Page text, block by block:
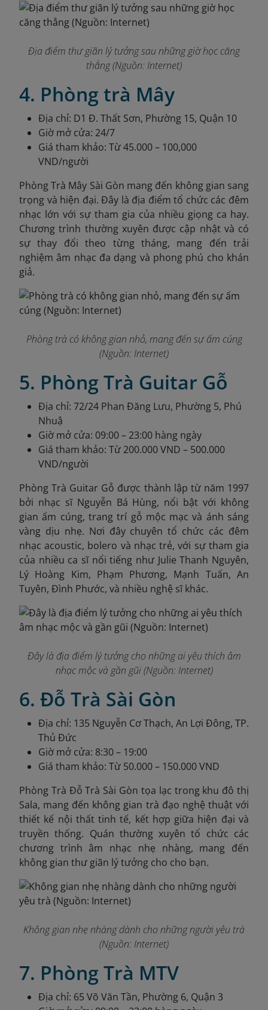
Địa điểm thư giãn lý tưởng sau những giờ học căng
thẳng (Nguồn: Internet)
4. Phòng trà Mây
Địa chỉ: D1 Đ. Thất Sơn, Phường 15, Quận 10
Giờ mở cửa: 24/7
Giá tham khảo: Từ 45.000 – 100,000
VND/người
Phòng Trà Mây Sài Gòn mang đến không gian sang
trọng và hiện đại. Đây là địa điểm tổ chức các đêm
nhạc lớn với sự tham gia của nhiều giọng ca hay.
Chương trình thường xuyên được cập nhật và có
sự thay đổi theo từng tháng, mang đến trải
nghiệm âm nhạc đa dạng và phong phú cho khán
giả.
Phòng trà có không gian nhỏ, mang đến sự ấm cúng
(Nguồn: Internet)
5. Phòng Trà Guitar Gỗ
Địa chỉ: 72/24 Phan Đăng Lưu, Phường 5, Phú
Nhuậ
Giờ mở cửa: 09:00 – 23:00 hàng ngày
Giá tham khảo: Từ 200.000 VND – 500.000
VND/người
Phòng Trà Guitar Gỗ được thành lập từ năm 1997
bởi nhạc sĩ Nguyễn Bá Hùng, nổi bật với không
gian ấm cúng, trang trí gỗ mộc mạc và ánh sáng
vàng dịu nhẹ. Nơi đây chuyên tổ chức các đêm
nhạc acoustic, bolero và nhạc trẻ, với sự tham gia
của nhiều ca sĩ nổi tiếng như Julie Thanh Nguyên,
Lý Hoàng Kim, Phạm Phương, Mạnh Tuấn, An
Tuyên, Đình Phước, và nhiều nghệ sĩ khác.
Đây là địa điểm lý tưởng cho những ai yêu thích âm
nhạc mộc và gần gũi (Nguồn: Internet)
6. Đỗ Trà Sài Gòn
Địa chỉ: 135 Nguyễn Cơ Thạch, An Lợi Đông, TP.
Thủ Đức
Giờ mở cửa: 8:30 – 19:00
Giá tham khảo: Từ 50.000 – 150.000 VND
Phòng Trà Đỗ Trà Sài Gòn tọa lạc trong khu đô thị
Sala, mang đến không gian trà đạo nghệ thuật với
thiết kế nội thất tinh tế, kết hợp giữa hiện đại và
truyền thống. Quán thường xuyên tổ chức các
chương trình âm nhạc nhẹ nhàng, mang đến
không gian thư giãn lý tưởng cho cho bạn.
Không gian nhẹ nhàng dành cho những người yêu trà
(Nguồn: Internet)
7. Phòng Trà MTV
Địa chỉ: 65 Võ Văn Tần, Phường 6, Quận 3